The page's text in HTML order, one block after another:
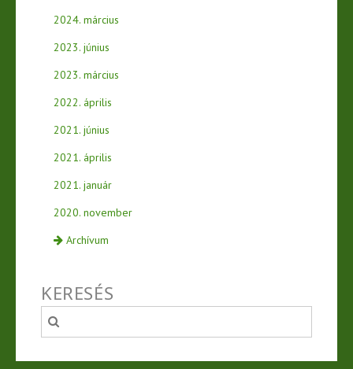
2024. március
2023. június
2023. március
2022. április
2021. június
2021. április
2021. január
2020. november
Archívum
KERESÉS